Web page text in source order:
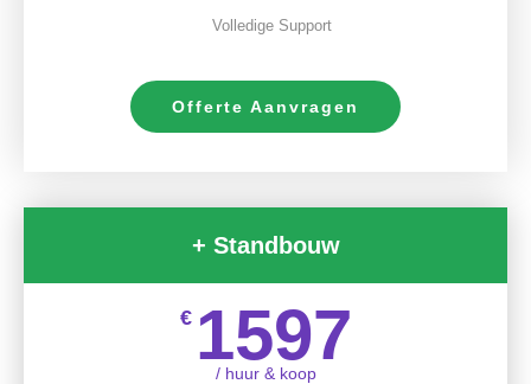
Volledige Support
Offerte Aanvragen
+ Standbouw
€ 1597
/ huur & koop